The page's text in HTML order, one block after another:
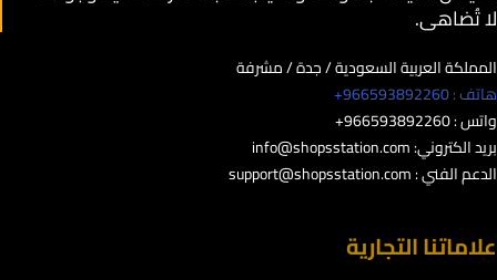
لا تُضاهى.
المملكة العربية السعودية / جدة / مشرفة
هاتف : 966593892260+
واتس : 966593892260+
بريد الكتروني:info@shopsstation.com
الدعم الفني :support@shopsstation.com
علاماتنا التجارية